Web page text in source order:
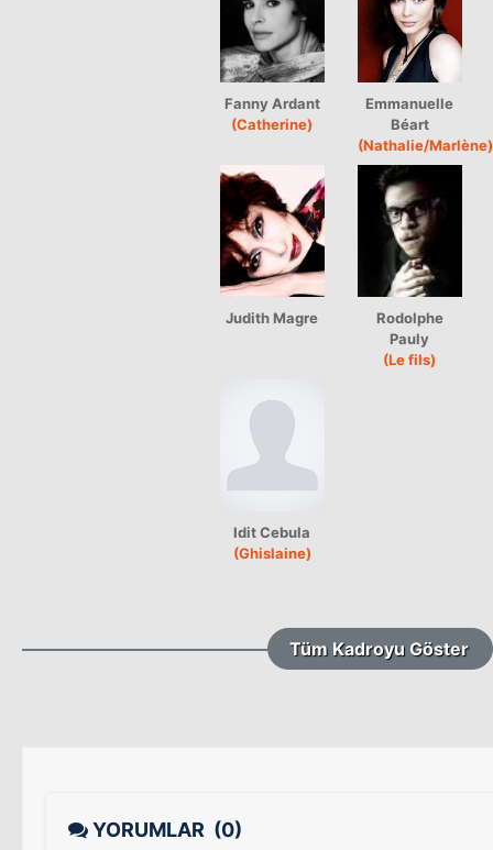
Fanny Ardant
(Catherine)
Emmanuelle
Béart
(Nathalie/Marlène)
Judith Magre
Rodolphe
Pauly
(Le fils)
Idit Cebula
(Ghislaine)
Tüm Kadroyu Göster
YORUMLAR (0)